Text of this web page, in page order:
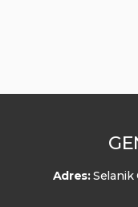
Adres:Selanik